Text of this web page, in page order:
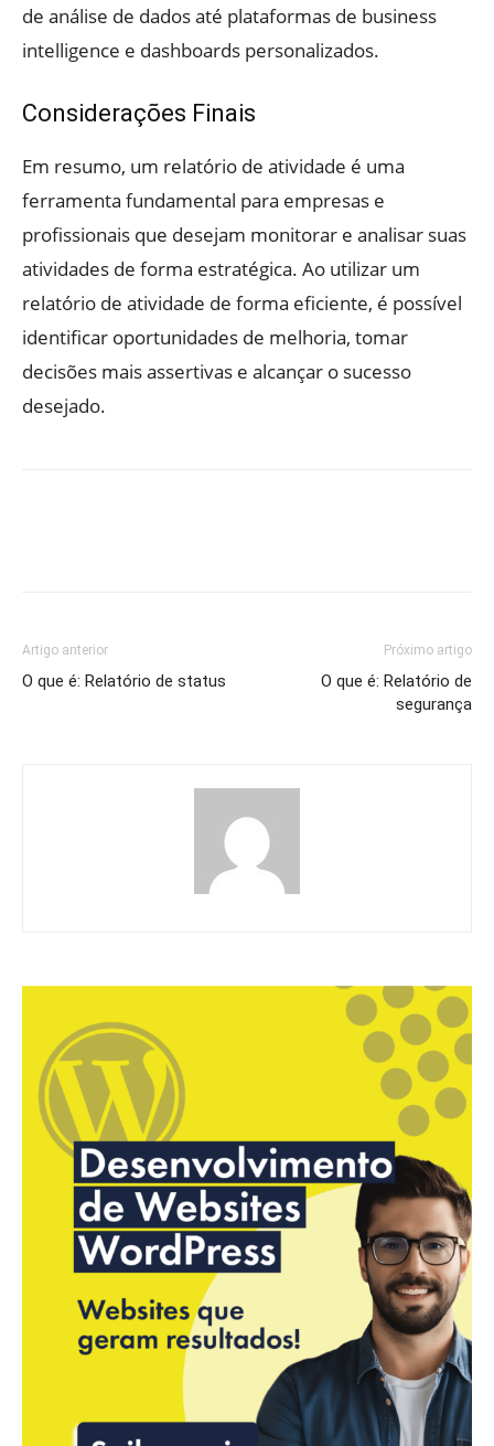
de análise de dados até plataformas de business
intelligence e dashboards personalizados.
Considerações Finais
Em resumo, um relatório de atividade é uma
ferramenta fundamental para empresas e
profissionais que desejam monitorar e analisar suas
atividades de forma estratégica. Ao utilizar um
relatório de atividade de forma eficiente, é possível
identificar oportunidades de melhoria, tomar
decisões mais assertivas e alcançar o sucesso
desejado.
Artigo anterior
O que é: Relatório de status
Próximo artigo
O que é: Relatório de
segurança